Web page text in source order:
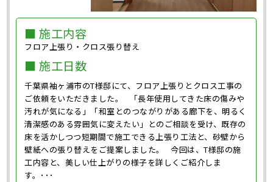
■ 施工内容
フロア上張り・クロス張り替え
■ 施工日数
千葉県袖ヶ浦市のT様邸にて、フロア上張りとクロス工事の
ご依頼をいただきました。 「長年使用してきた床の傷みや
汚れが気になる」「和室とのつながりがある廊下を、明るく
清潔感のある雰囲気に変えたい」とのご相談を受け、既存の
床を活かしつつ短期間で施工できる上張り工法と、砂壁から
壁紙への張り替えをご提案しました。 今回は、T様邸の施
工内容と、美しい仕上がりの様子を詳しくご紹介しま
す。･･･